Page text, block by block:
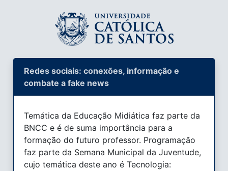
Redes sociais: conexões, informação e
combate a fake news
Temática da Educação Midiática faz parte da
BNCC e é de suma importância para a
formação do futuro professor. Programação
faz parte da Semana Municipal da Juventude,
cujo temática deste ano é Tecnologia: